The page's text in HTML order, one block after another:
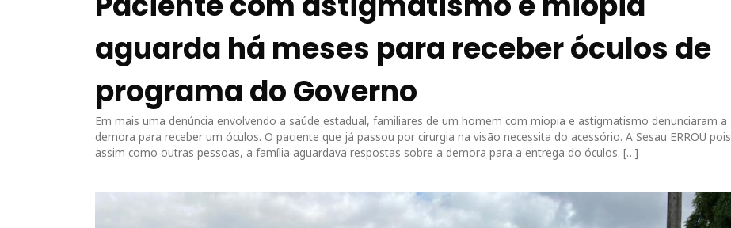
aguarda há meses para receber óculos de
programa do Governo
Em mais uma denúncia envolvendo a saúde estadual, familiares de um homem com miopia e astigmatismo denunciaram a
demora para receber um óculos. O paciente que já passou por cirurgia na visão necessita do acessório. A Sesau ERROU pois
assim como outras pessoas, a família aguardava respostas sobre a demora para a entrega do óculos. […]